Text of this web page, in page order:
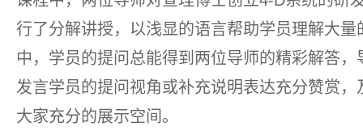
行了分解讲授，以浅显的语言帮助学员理解大
中，学员的提问总能得到两位导师的精彩解答
发言学员的提问视角或补充说明表达充分赞赏
大家充分的展示空间。